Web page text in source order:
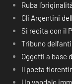
Ruba
Gli Argentini
Si recita con il
Tribuno
Oggetti a base
Il poeta
Un vandalo